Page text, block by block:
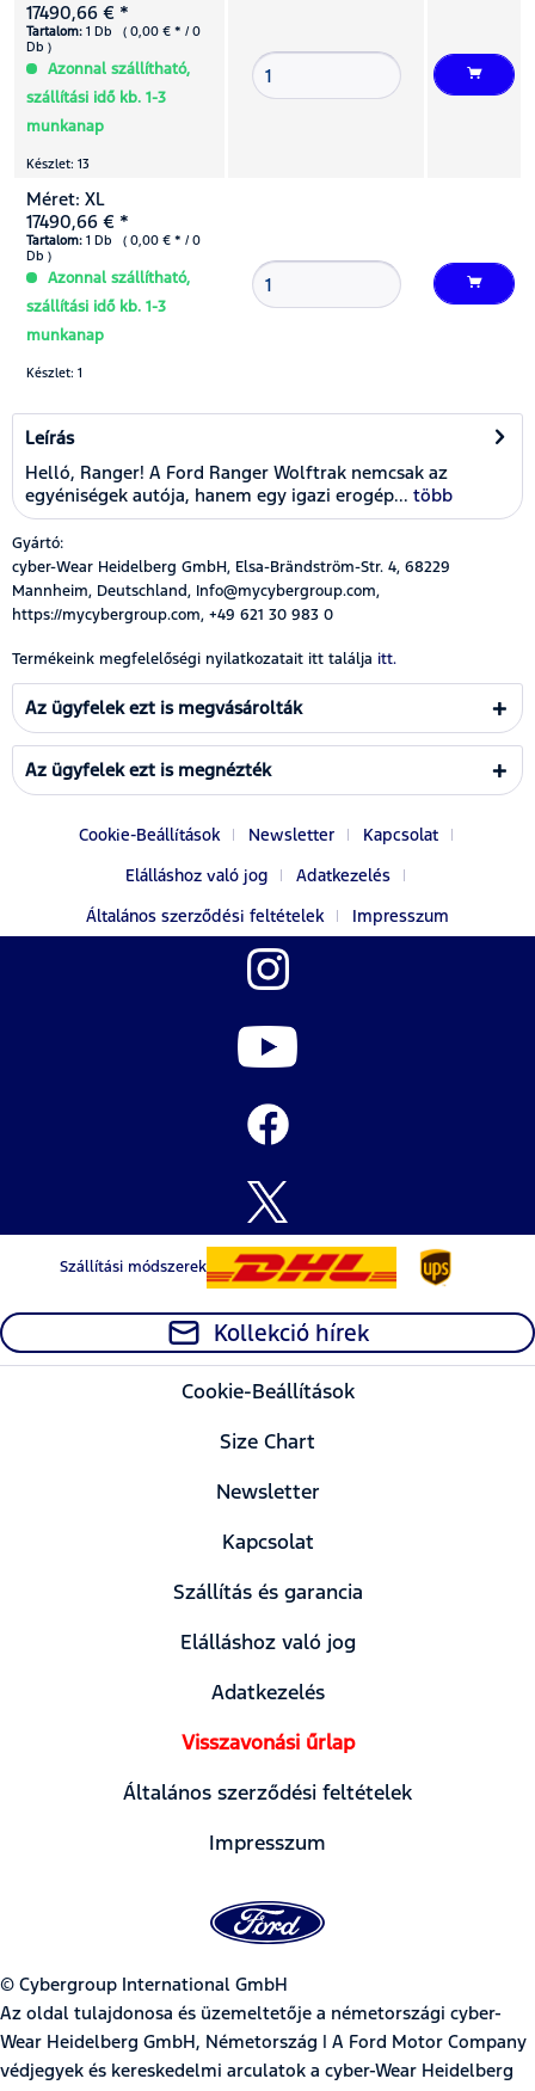
17490,66 € *
Tartalom: 1 Db ( 0,00 € * / 0
Db )
Azonnal szállítható,
szállítási idő kb. 1-3
munkanap
Készlet: 13
Méret: XL
17490,66 € *
Tartalom: 1 Db ( 0,00 € * / 0
Db )
Azonnal szállítható,
szállítási idő kb. 1-3
munkanap
Készlet: 1
Leírás
Helló, Ranger! A Ford Ranger Wolftrak nemcsak az
egyéniségek autója, hanem egy igazi erogép... több
Gyártó:
cyber-Wear Heidelberg GmbH, Elsa-Brändström-Str. 4, 68229
Mannheim, Deutschland, Info@mycybergroup.com,
https://mycybergroup.com, +49 621 30 983 0
Termékeink megfelelőségi nyilatkozatait itt találja itt.
Az ügyfelek ezt is megvásárolták
Az ügyfelek ezt is megnézték
Cookie-Beállítások Newsletter
Kapcsolat
Elálláshoz való jog
Adatkezelés
Általános szerződési feltételek
Impresszum
Szállítási módszerek
Kollekció hírek
Cookie-Beállítások
Size Chart
Newsletter
Kapcsolat
Szállítás és garancia
Elálláshoz való jog
Adatkezelés
Visszavonási űrlap
Általános szerződési feltételek
Impresszum
© Cybergroup International GmbH
Az oldal tulajdonosa és üzemeltetője a németországi cyber-
Wear Heidelberg GmbH, Németország | A Ford Motor Company
védjegyek és kereskedelmi arculatok a cyber-Wear Heidelberg